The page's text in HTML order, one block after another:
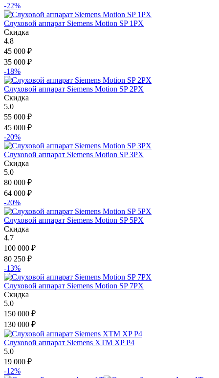
-22%
Слуховой аппарат Siemens Motion SP 1PX
Скидка
4.8
45 000 ₽
35 000 ₽
-18%
Слуховой аппарат Siemens Motion SP 2PX
Скидка
5.0
55 000 ₽
45 000 ₽
-20%
Слуховой аппарат Siemens Motion SP 3PX
Скидка
5.0
80 000 ₽
64 000 ₽
-20%
Слуховой аппарат Siemens Motion SP 5PX
Скидка
4.7
100 000 ₽
80 250 ₽
-13%
Слуховой аппарат Siemens Motion SP 7PX
Скидка
5.0
150 000 ₽
130 000 ₽
Слуховой аппарат Siemens XTM XP P4
5.0
19 000 ₽
-12%